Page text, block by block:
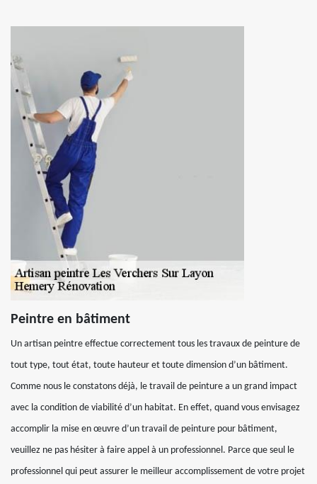
Peintre en bâtiment
Un artisan peintre effectue correctement tous les travaux de peinture de
tout type, tout état, toute hauteur et toute dimension d’un bâtiment.
Comme nous le constatons déjà, le travail de peinture a un grand impact
avec la condition de viabilité d’un habitat. En effet, quand vous envisagez
accomplir la mise en œuvre d’un travail de peinture pour bâtiment,
veuillez ne pas hésiter à faire appel à un professionnel. Parce que seul le
professionnel qui peut assurer le meilleur accomplissement de votre projet